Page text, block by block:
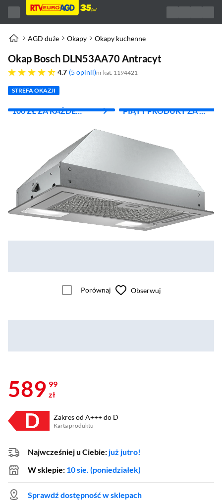
AGD duże Okapy Okapy kuchenne
Okap Bosch DLN53AA70 Antracyt
4.7
4.7 gwiazdek 5 opinii nr kat. 1194421
STREFA OKAZJI
100 ZŁ ZA KAŻDE
PIĄTY PRODUKT ZA 1
Porównaj Obserwuj
589 99
zł
Zakres od A+++ do D
Karta produktu
Plik w formacie pdf
(otworzy się w nowym oknie)
Najwcześniej u Ciebie: już jutro!
W sklepie: 10 sie. (poniedziałek)
Sprawdź dostępność w sklepach